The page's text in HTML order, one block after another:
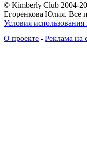
© Kimberly Club 2004-
Егоренкова Юлия. Все
Условия использования
О проекте - Реклама на